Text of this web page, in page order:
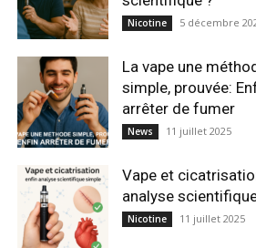
Nicotine 5 décembre
La vape une
simple, prouvée:
arrêter de fumer
News 11 juillet 2025
Vape et
analyse
Nicotine 11 juillet 2025